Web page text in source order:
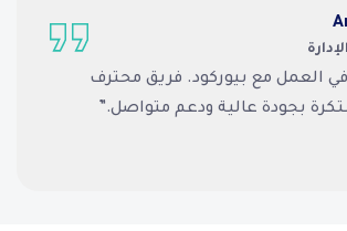
العمل مع بيوركود. فريق محترف
بجودة عالية ودعم متواصل.”